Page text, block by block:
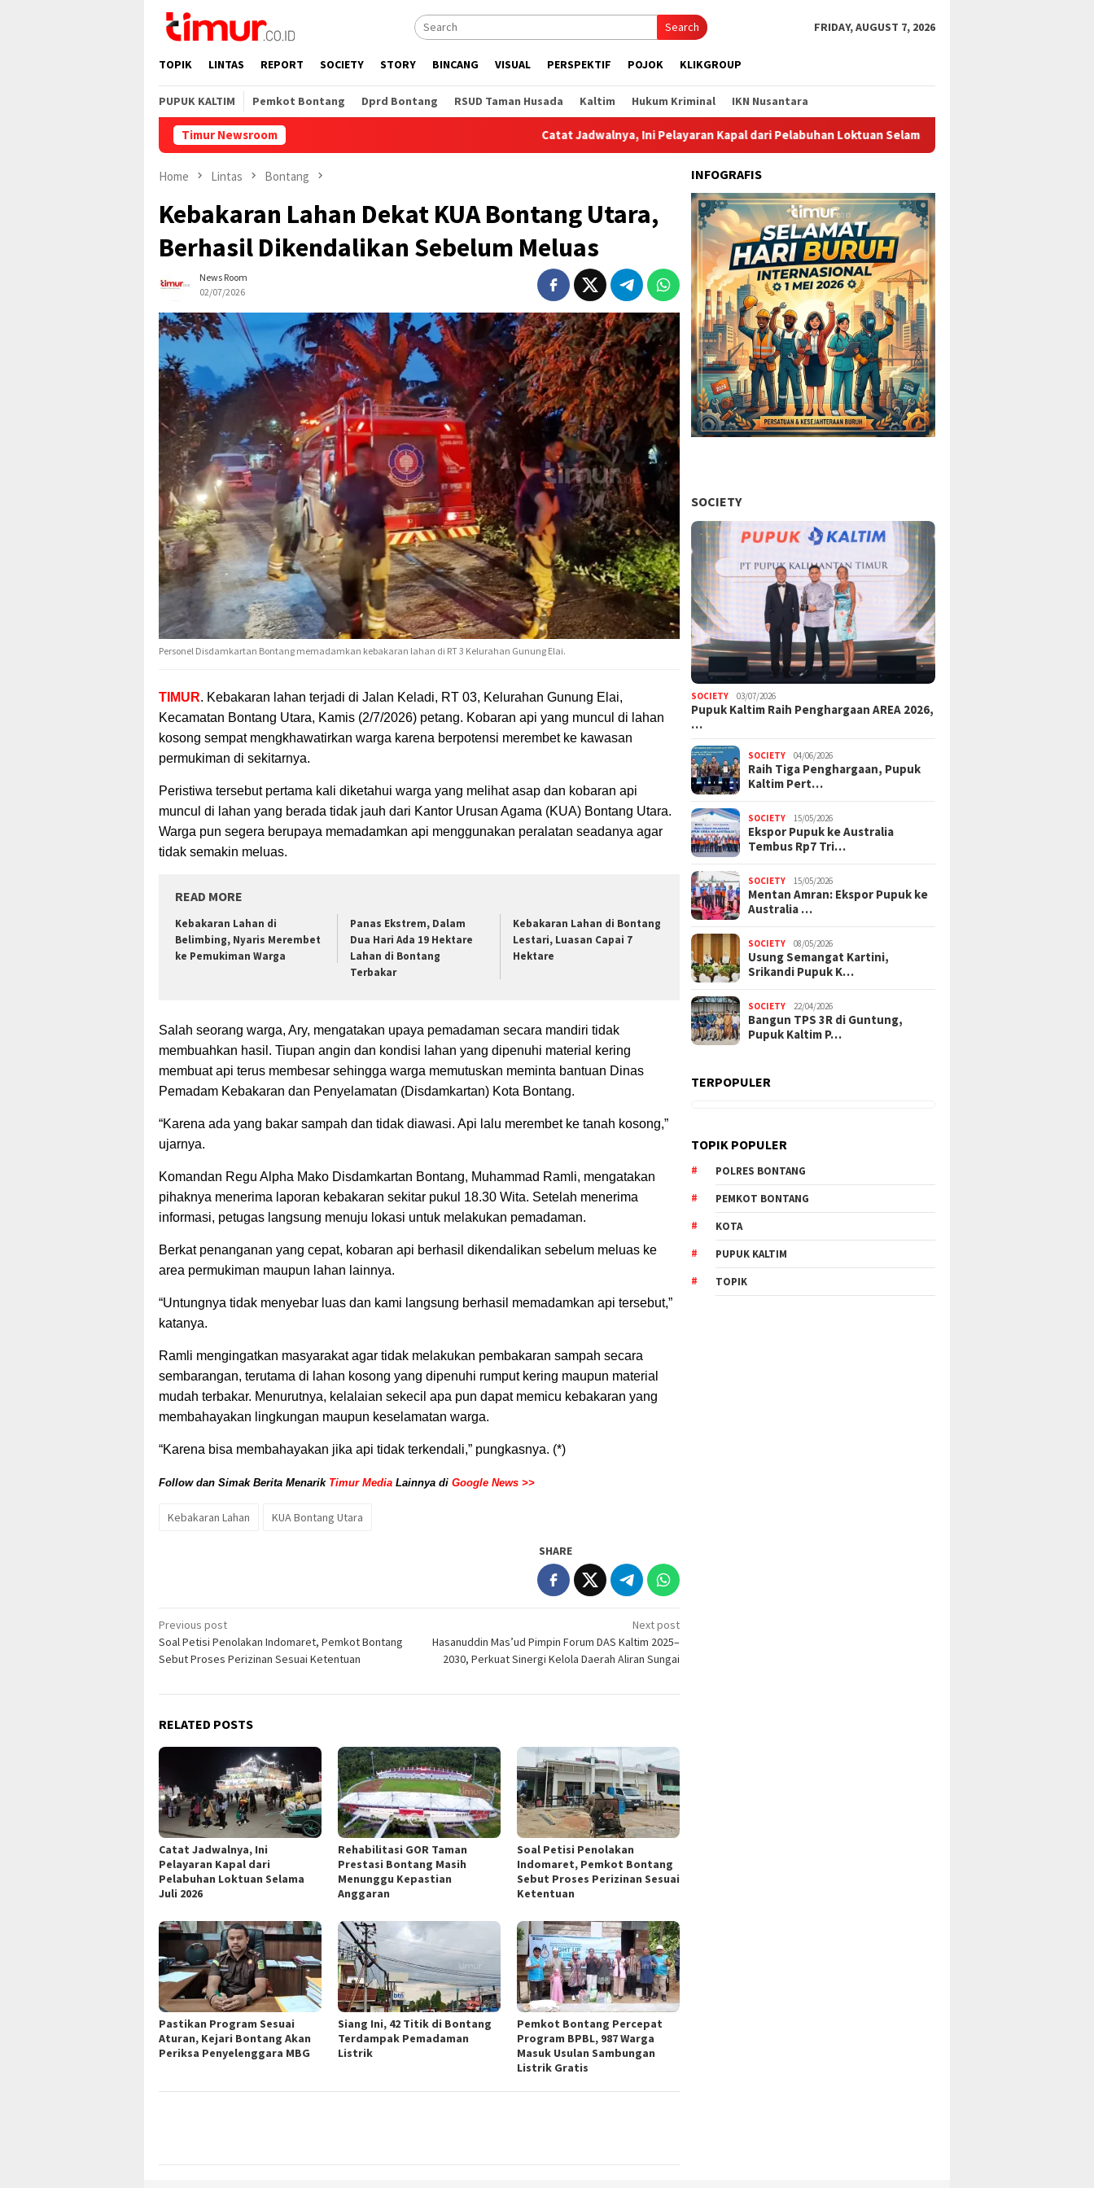
content
Search FRIDAY, AUGUST 7, 2026
TOPIK LINTAS REPORT SOCIETY STORY BINCANG VISUAL PERSPEKTIF POJOK KLIKGROUP
PUPUK KALTIM Pemkot Bontang Dprd Bontang RSUD Taman Husada Kaltim Hukum Kriminal IKN Nusantara
Timur Newsroom Catat Jadwalnya, Ini Pelayaran Kapal dari Pelabuhan Loktuan Selama Juli 2026
Home Lintas Bontang
Kebakaran Lahan Dekat KUA Bontang Utara,
Berhasil Dikendalikan Sebelum Meluas
News Room
02/07/2026
Personel Disdamkartan Bontang memadamkan kebakaran lahan di RT 3 Kelurahan Gunung Elai.
TIMUR. Kebakaran lahan terjadi di Jalan Keladi, RT 03, Kelurahan Gunung Elai,
Kecamatan Bontang Utara, Kamis (2/7/2026) petang. Kobaran api yang muncul di lahan
kosong sempat mengkhawatirkan warga karena berpotensi merembet ke kawasan
permukiman di sekitarnya.
Peristiwa tersebut pertama kali diketahui warga yang melihat asap dan kobaran api
muncul di lahan yang berada tidak jauh dari Kantor Urusan Agama (KUA) Bontang Utara.
Warga pun segera berupaya memadamkan api menggunakan peralatan seadanya agar
tidak semakin meluas.
READ MORE
Kebakaran Lahan di
Belimbing, Nyaris Merembet
ke Pemukiman Warga
Panas Ekstrem, Dalam
Dua Hari Ada 19 Hektare
Lahan di Bontang
Terbakar
Kebakaran Lahan di Bontang
Lestari, Luasan Capai 7
Hektare
Salah seorang warga, Ary, mengatakan upaya pemadaman secara mandiri tidak
membuahkan hasil. Tiupan angin dan kondisi lahan yang dipenuhi material kering
membuat api terus membesar sehingga warga memutuskan meminta bantuan Dinas
Pemadam Kebakaran dan Penyelamatan (Disdamkartan) Kota Bontang.
“Karena ada yang bakar sampah dan tidak diawasi. Api lalu merembet ke tanah kosong,”
ujarnya.
Komandan Regu Alpha Mako Disdamkartan Bontang, Muhammad Ramli, mengatakan
pihaknya menerima laporan kebakaran sekitar pukul 18.30 Wita. Setelah menerima
informasi, petugas langsung menuju lokasi untuk melakukan pemadaman.
Berkat penanganan yang cepat, kobaran api berhasil dikendalikan sebelum meluas ke
area permukiman maupun lahan lainnya.
“Untungnya tidak menyebar luas dan kami langsung berhasil memadamkan api tersebut,”
katanya.
Ramli mengingatkan masyarakat agar tidak melakukan pembakaran sampah secara
sembarangan, terutama di lahan kosong yang dipenuhi rumput kering maupun material
mudah terbakar. Menurutnya, kelalaian sekecil apa pun dapat memicu kebakaran yang
membahayakan lingkungan maupun keselamatan warga.
“Karena bisa membahayakan jika api tidak terkendali,” pungkasnya. (*)
Follow dan Simak Berita Menarik Timur Media Lainnya di Google News >>
Kebakaran Lahan KUA Bontang Utara
SHARE
Post
navigation
Previous post
Soal Petisi Penolakan Indomaret, Pemkot Bontang
Sebut Proses Perizinan Sesuai Ketentuan
Next post
Hasanuddin Mas’ud Pimpin Forum DAS Kaltim 2025–
2030, Perkuat Sinergi Kelola Daerah Aliran Sungai
RELATED POSTS
Catat Jadwalnya, Ini
Pelayaran Kapal dari
Pelabuhan Loktuan Selama
Juli 2026
Rehabilitasi GOR Taman
Prestasi Bontang Masih
Menunggu Kepastian
Anggaran
Soal Petisi Penolakan
Indomaret, Pemkot Bontang
Sebut Proses Perizinan Sesuai
Ketentuan
Pastikan Program Sesuai
Aturan, Kejari Bontang Akan
Periksa Penyelenggara MBG
Siang Ini, 42 Titik di Bontang
Terdampak Pemadaman
Listrik
Pemkot Bontang Percepat
Program BPBL, 987 Warga
Masuk Usulan Sambungan
Listrik Gratis
INFOGRAFIS
SOCIETY
SOCIETY 03/07/2026
Pupuk Kaltim Raih Penghargaan AREA 2026,
…
SOCIETY 04/06/2026
Raih Tiga Penghargaan, Pupuk
Kaltim Pert…
SOCIETY 15/05/2026
Ekspor Pupuk ke Australia
Tembus Rp7 Tri…
SOCIETY 15/05/2026
Mentan Amran: Ekspor Pupuk ke
Australia …
SOCIETY 08/05/2026
Usung Semangat Kartini,
Srikandi Pupuk K…
SOCIETY 22/04/2026
Bangun TPS 3R di Guntung,
Pupuk Kaltim P…
TERPOPULER
TOPIK POPULER
POLRES BONTANG
PEMKOT BONTANG
KOTA
PUPUK KALTIM
TOPIK